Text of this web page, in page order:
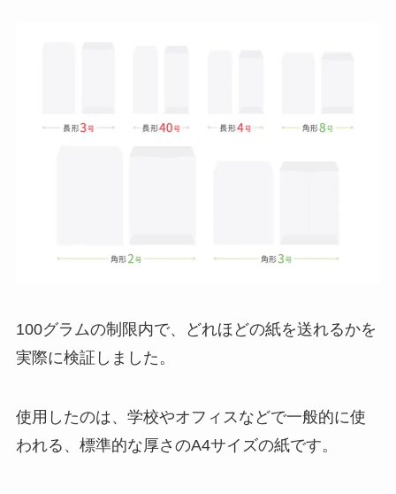
100グラムの制限内で、どれほどの紙を送れるかを
実際に検証しました。
使用したのは、学校やオフィスなどで一般的に使
われる、標準的な厚さのA4サイズの紙です。